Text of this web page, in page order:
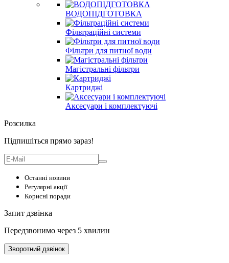
ВОДОПІДГОТОВКА
Фільтраційні системи
Фільтри для питної води
Магістральні фільтри
Картриджі
Аксесуари і комплектуючі
Розсилка
Підпишіться прямо зараз!
Останні новини
Регулярні акції
Корисні поради
Запит дзвінка
Передзвонимо через 5 хвилин
Зворотний дзвінок